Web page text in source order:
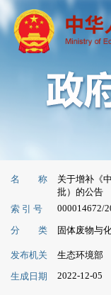
名 称
关于增补《
批）的公告
索 引 号
000014672/
分 类 固体废物与
发布机关
生态环境部
生成日期
2022-12-05